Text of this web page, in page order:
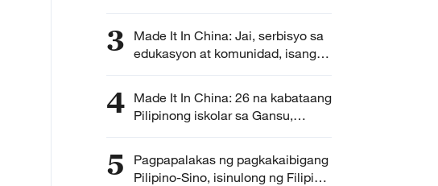
ginawang matagumpay na
3
Made It In China: Jai, serbisyo sa
edukasyon at komunidad, isang
panata
4 Made It In China: 26 na kabataang
Pilipinong iskolar sa Gansu,
nagsasanay para maging
5
Pagpapalakas ng pagkakaibigang
Pilipino-Sino, isinulong ng Filipino